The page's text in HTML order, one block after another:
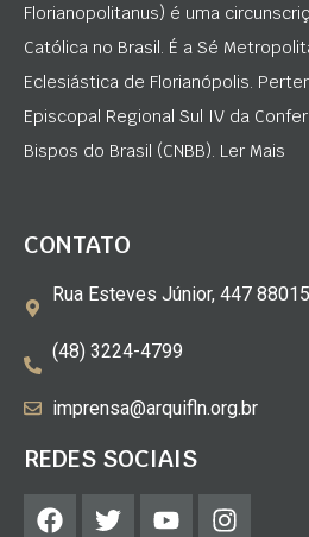
Florianopolitanus) é uma
Católica no Brasil. É a Sé
Eclesiástica de Florianópolis.
Episcopal Regional Sul IV da
Bispos do Brasil (CNBB). Ler Mais
CONTATO
Rua Esteves Júnior, 447
(48) 3224-4799
imprensa@arquifln.org.br
REDES SOCIAIS